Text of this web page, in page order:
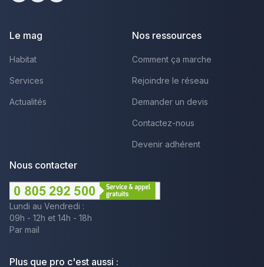
Le mag
Habitat
Services
Actualités
Nos ressources
Comment ça marche
Rejoindre le réseau
Demander un devis
Contactez-nous
Devenir adhérent
Nous contacter
Lundi au Vendredi :
09h - 12h et 14h - 18h
Par mail
Plus que pro c'est aussi :